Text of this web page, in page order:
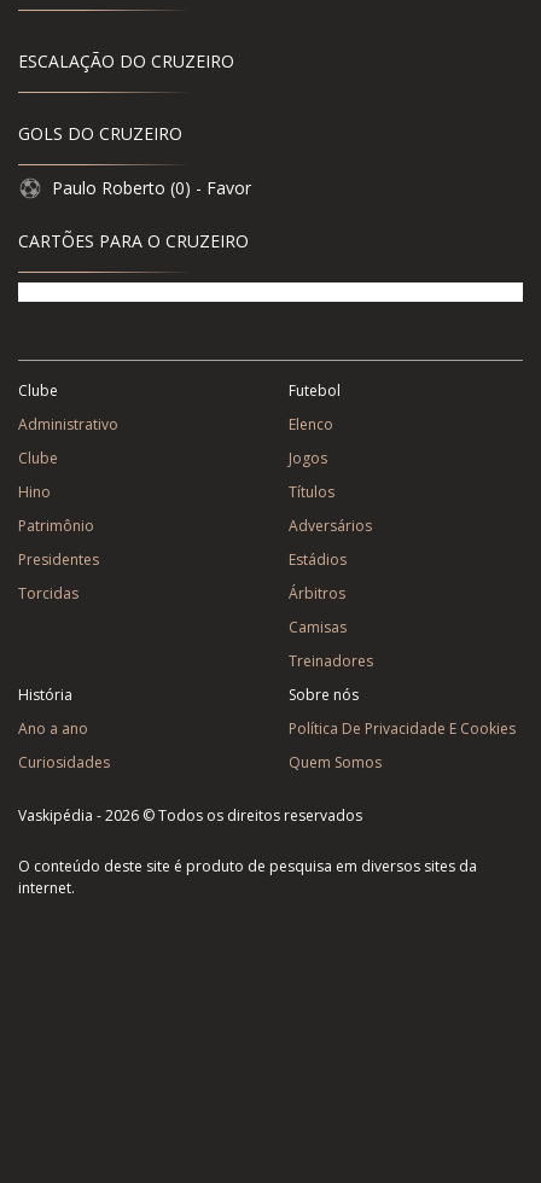
ESCALAÇÃO DO CRUZEIRO
GOLS DO CRUZEIRO
Paulo Roberto (0) - Favor
CARTÕES PARA O CRUZEIRO
Clube
Administrativo
Clube
Hino
Patrimônio
Presidentes
Torcidas
Futebol
Elenco
Jogos
Títulos
Adversários
Estádios
Árbitros
Camisas
Treinadores
História
Ano a ano
Curiosidades
Sobre nós
Política De Privacidade E Cookies
Quem Somos
Vaskipédia - 2026 © Todos os direitos reservados
O conteúdo deste site é produto de pesquisa em diversos sites da
internet.